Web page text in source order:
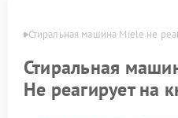
Стиральная машина Miele не
Стиральная
Не реагирует на